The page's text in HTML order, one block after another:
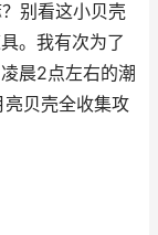
别看这小贝壳
。我有次为了
晨2点左右的潮
贝壳全收集攻